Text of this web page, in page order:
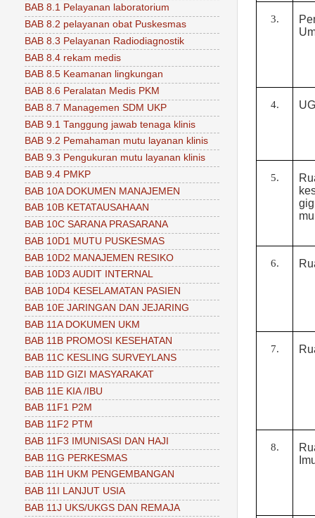
3.
4.
5.
6.
7.
8.
BAB 8.1 Pelayanan laboratorium
BAB 8.2 pelayanan obat Puskesmas
BAB 8.3 Pelayanan Radiodiagnostik
BAB 8.4 rekam medis
BAB 8.5 Keamanan lingkungan
BAB 8.6 Peralatan Medis PKM
BAB 8.7 Managemen SDM UKP
BAB 9.1 Tanggung jawab tenaga klinis
BAB 9.2 Pemahaman mutu layanan klinis
BAB 9.3 Pengukuran mutu layanan klinis
BAB 9.4 PMKP
BAB 10A DOKUMEN MANAJEMEN
BAB 10B KETATAUSAHAAN
BAB 10C SARANA PRASARANA
BAB 10D1 MUTU PUSKESMAS
BAB 10D2 MANAJEMEN RESIKO
BAB 10D3 AUDIT INTERNAL
BAB 10D4 KESELAMATAN PASIEN
BAB 10E JARINGAN DAN JEJARING
BAB 11A DOKUMEN UKM
BAB 11B PROMOSI KESEHATAN
BAB 11C KESLING SURVEYLANS
BAB 11D GIZI MASYARAKAT
BAB 11E KIA /IBU
BAB 11F1 P2M
BAB 11F2 PTM
BAB 11F3 IMUNISASI DAN HAJI
BAB 11G PERKESMAS
BAB 11H UKM PENGEMBANGAN
BAB 11I LANJUT USIA
BAB 11J UKS/UKGS DAN REMAJA